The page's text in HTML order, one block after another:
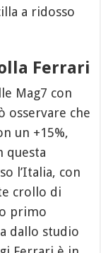
a ridosso
Ferrari
Mag7 con
osservare che
un +15%,
questa
l’Italia, con
crollo di
primo
dallo studio